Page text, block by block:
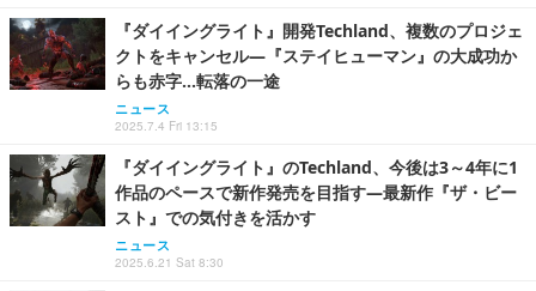
『ダイイングライト』開発Techland、複数のプロジェ
クトをキャンセル―『ステイヒューマン』の大成功か
らも赤字…転落の一途
ニュース
2025.7.4 Fri 13:15
『ダイイングライト』のTechland、今後は3～4年に1
作品のペースで新作発売を目指す―最新作『ザ・ビー
スト』での気付きを活かす
ニュース
2025.6.21 Sat 8:30